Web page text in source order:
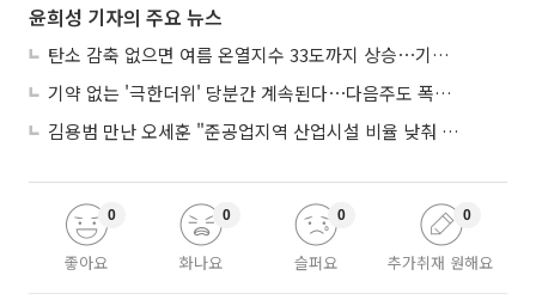
윤희성 기자의 주요 뉴스
탄소 감축 없으면 여름 온열지수 33도까지 상승⋯기상청, 2100년 미래전망
기약 없는 '극한더위' 당분간 계속된다⋯다음주도 폭염·열대야 지속
김용범 만난 오세훈 "준공업지역 산업시설 비율 낮춰 공급 늘려야"
좋아요
0
화나요
0
슬퍼요
0
추가취재 원해요
0